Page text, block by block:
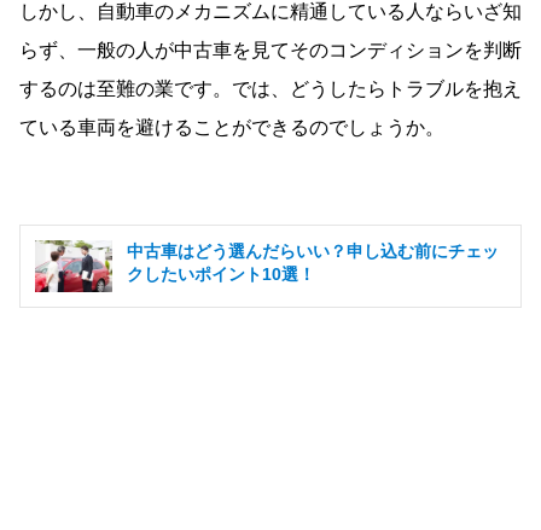
しかし、自動車のメカニズムに精通している人ならいざ知
らず、一般の人が中古車を見てそのコンディションを判断
するのは至難の業です。では、どうしたらトラブルを抱え
ている車両を避けることができるのでしょうか。
中古車はどう選んだらいい？申し込む前にチェッ
クしたいポイント10選！